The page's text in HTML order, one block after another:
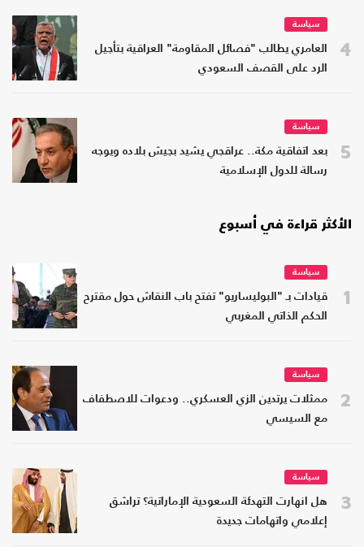
4
سياسة
العامري يطالب "فصائل المقاومة" العراقية بتأجيل
الرد على القصف السعودي
5
سياسة
بعد اتفاقية مكة.. عراقجي يشيد بجيش بلاده ويوجه
رسالة للدول الإسلامية
الأكثر قراءة في أسبوع
1
سياسة
قيادات بـ "البوليساريو" تفتح باب النقاش حول مقترح
الحكم الذاتي المغربي
2
سياسة
ممثلات يرتدين الزي العسكري.. ودعوات للاصطفاف
مع السيسي
3
سياسة
هل انهارت التهدئة السعودية الإماراتية؟ تراشق
إعلامي واتهامات جديدة